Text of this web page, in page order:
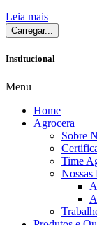
Leia mais
Carregar...
Institucional
Menu
Home
Agrocera
Sobre
Time
Nossas